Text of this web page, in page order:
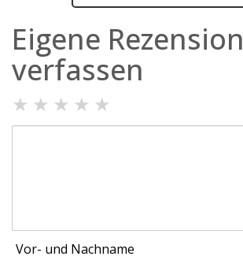
Eigene Rezension
verfassen
★ ★ ★ ★ ★
Vor- und Nachname